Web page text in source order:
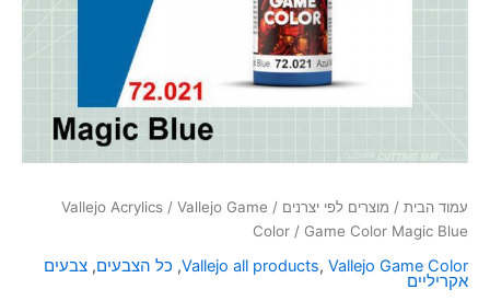
font_download סמן קישורים
את
כל
האפשרויות
עמוד הבית / מוצרים לפי יצרנים /
Vallejo Acrylics / Vallejo Game
Color / Game Color Magic Blue
Vallejo all products, Vallejo Game Color
, כל הצבעים, צבעים
אקריליים